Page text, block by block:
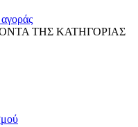
αγοράς
ΤΗΣ ΚΑΤΗΓΟΡΙΑΣ